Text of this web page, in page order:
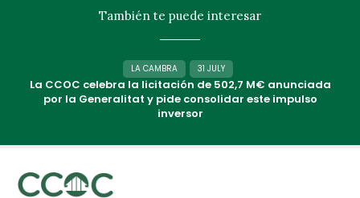
También te puede interesar
LA CAMBRA 31 JULY
La CCOC celebra la licitación de 502,7 M€ anunciada
por la Generalitat y pide consolidar este impulso
inversor